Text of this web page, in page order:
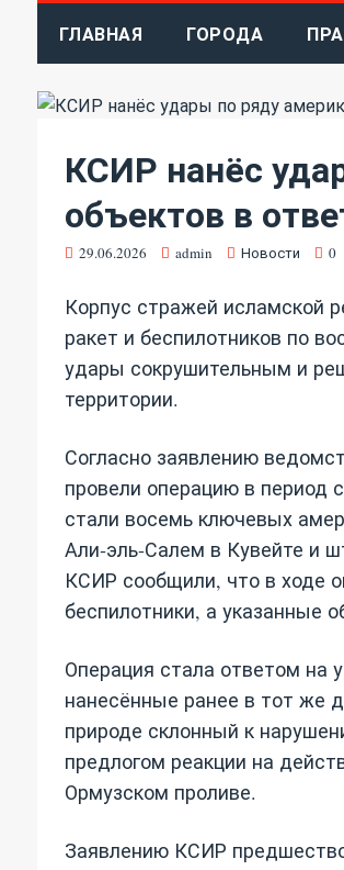
ГЛАВНАЯ ГОРОДА
КСИР нанёс
объектов в
29.06.2026 admin Новости 0
Корпус стражей исламской
ракет и беспилотников по
удары сокрушительным и
территории.
Согласно заявлению
провели операцию в период
стали восемь ключевых
Али‑эль‑Салем в Кувейте и
КСИР сообщили, что в ходе
беспилотники, а указанные
Операция стала ответом на
нанесённые ранее в тот же
природе склонный к
предлогом реакции на
Ормузском проливе.
Заявлению КСИР